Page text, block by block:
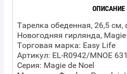
ОПИСАНИЕ
Тарелка обеденная, 26,5 см,
Новогодняя гирлянда, Magie
Торговая марка: Easy Life
Артикул: EL-R0942/MNOE
Серия: Magie de Noel